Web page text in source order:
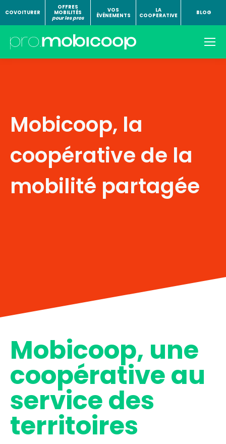
COVOITURER
OFFRES
MOBILITÉS
pour les pros
VOS
ÉVÉNEMENTS
LA
COOPERATIVE
BLOG
Mobicoop, la
coopérative de la
mobilité partagée
Mobicoop, une
coopérative au
service des
territoires